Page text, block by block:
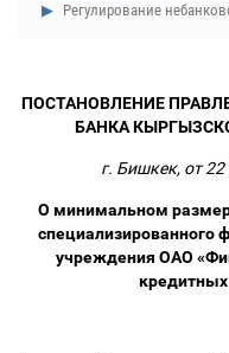
Регулирование
ПОСТАНОВЛЕНИЕ
БАНКА
г. Бишкек, от
О минимальном
специализированного
учреждения ОАО